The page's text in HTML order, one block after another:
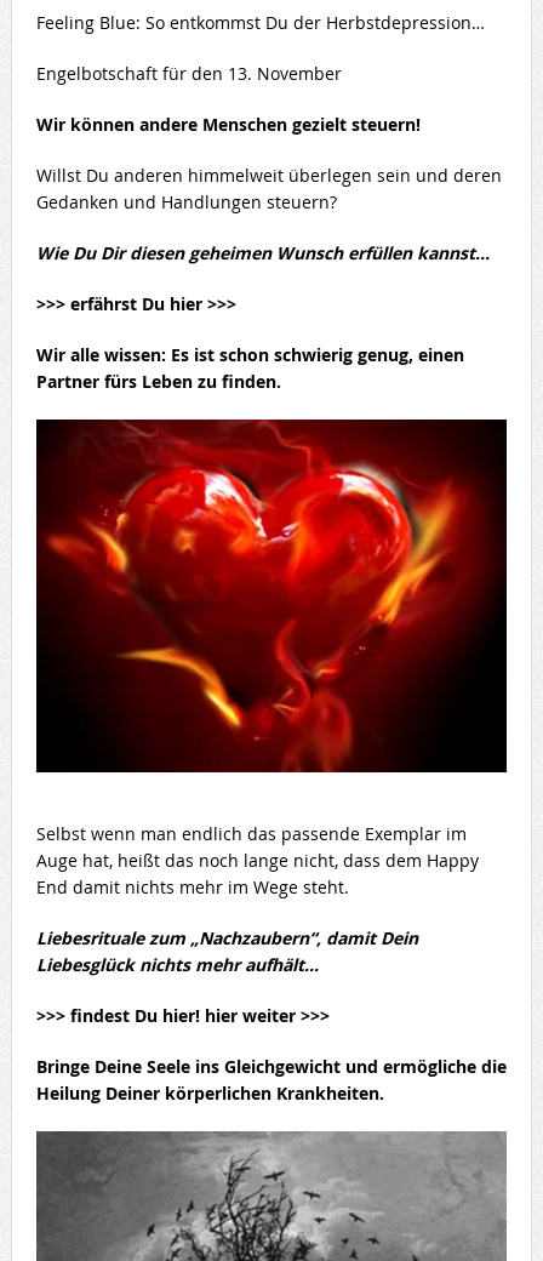
Feeling Blue: So entkommst Du der Herbstdepression…
Engelbotschaft für den 13. November
Wir können andere Menschen gezielt steuern!
Willst Du anderen himmelweit überlegen sein und deren
Gedanken und Handlungen steuern?
Wie Du Dir diesen geheimen Wunsch erfüllen kannst…
>>> erfährst Du hier >>>
Wir alle wissen: Es ist schon schwierig genug, einen
Partner fürs Leben zu finden.
Selbst wenn man endlich das passende Exemplar im
Auge hat, heißt das noch lange nicht, dass dem Happy
End damit nichts mehr im Wege steht.
Liebesrituale zum „Nachzaubern“, damit Dein
Liebesglück nichts mehr aufhält…
>>> findest Du hier! hier weiter >>>
Bringe Deine Seele ins Gleichgewicht und ermögliche die
Heilung Deiner körperlichen Krankheiten.